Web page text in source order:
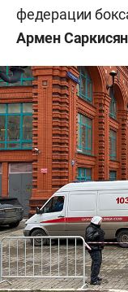
федерации
Армен Саркисян